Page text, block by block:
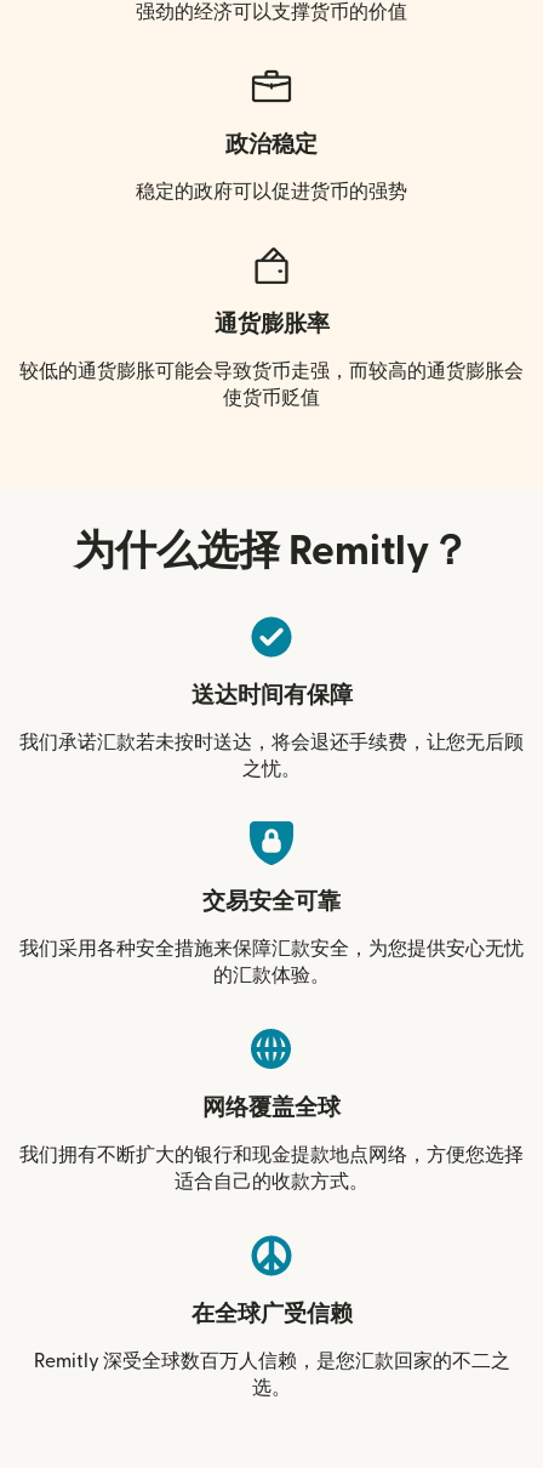
强劲的经济可以支撑货币的价值
政治稳定
稳定的政府可以促进货币的强势
通货膨胀率
较低的通货膨胀可能会导致货币走强，而较高的通货膨胀会
使货币贬值
为什么选择 Remitly？
送达时间有保障
我们承诺汇款若未按时送达，将会退还手续费，让您无后顾
之忧。
交易安全可靠
我们采用各种安全措施来保障汇款安全，为您提供安心无忧
的汇款体验。
网络覆盖全球
我们拥有不断扩大的银行和现金提款地点网络，方便您选择
适合自己的收款方式。
在全球广受信赖
Remitly 深受全球数百万人信赖，是您汇款回家的不二之
选。